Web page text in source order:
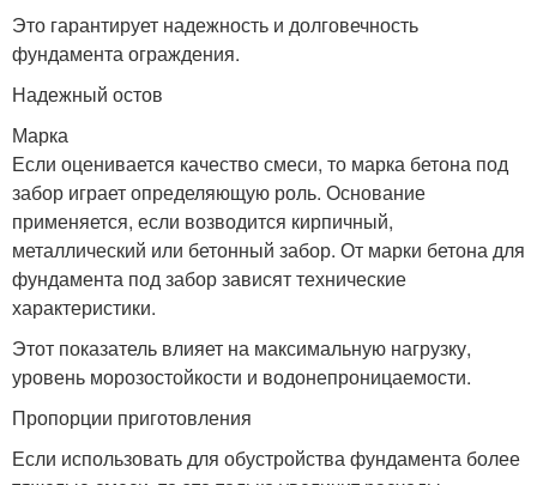
Это гарантирует надежность и долговечность
фундамента ограждения.
Надежный остов
Марка
Если оценивается качество смеси, то марка бетона под
забор играет определяющую роль. Основание
применяется, если возводится кирпичный,
металлический или бетонный забор. От марки бетона для
фундамента под забор зависят технические
характеристики.
Этот показатель влияет на максимальную нагрузку,
уровень морозостойкости и водонепроницаемости.
Пропорции приготовления
Если использовать для обустройства фундамента более